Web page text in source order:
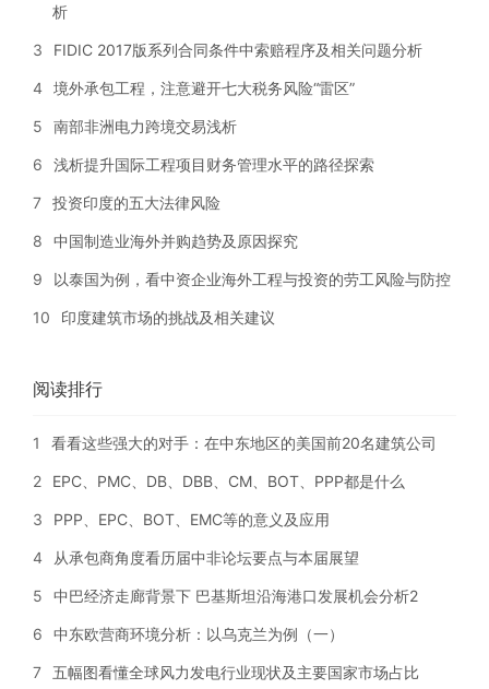
析
3 FIDIC 2017版系列合同条件中索赔程序及相关问题分析
4 境外承包工程，注意避开七大税务风险“雷区”
5 南部非洲电力跨境交易浅析
6 浅析提升国际工程项目财务管理水平的路径探索
7 投资印度的五大法律风险
8 中国制造业海外并购趋势及原因探究
9 以泰国为例，看中资企业海外工程与投资的劳工风险与防控
10 印度建筑市场的挑战及相关建议
阅读排行
1 看看这些强大的对手：在中东地区的美国前20名建筑公司
2 EPC、PMC、DB、DBB、CM、BOT、PPP都是什么
3 PPP、EPC、BOT、EMC等的意义及应用
4 从承包商角度看历届中非论坛要点与本届展望
5 中巴经济走廊背景下 巴基斯坦沿海港口发展机会分析2
6 中东欧营商环境分析：以乌克兰为例（一）
7 五幅图看懂全球风力发电行业现状及主要国家市场占比